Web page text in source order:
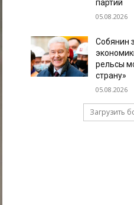
партий
05.08.2026
Собянин
рельсы
страну»
05.08.2026
Загрузить